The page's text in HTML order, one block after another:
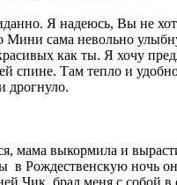
Я надеюсь, Вы не
сама невольно
как ты. Я хочу
спине. Там тепло и
дрогнуло.
выкормила и
Рождественскую ночь
брал меня с собой в